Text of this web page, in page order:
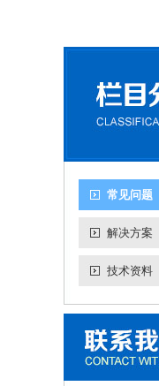
常见问题
解决方案
技术资料